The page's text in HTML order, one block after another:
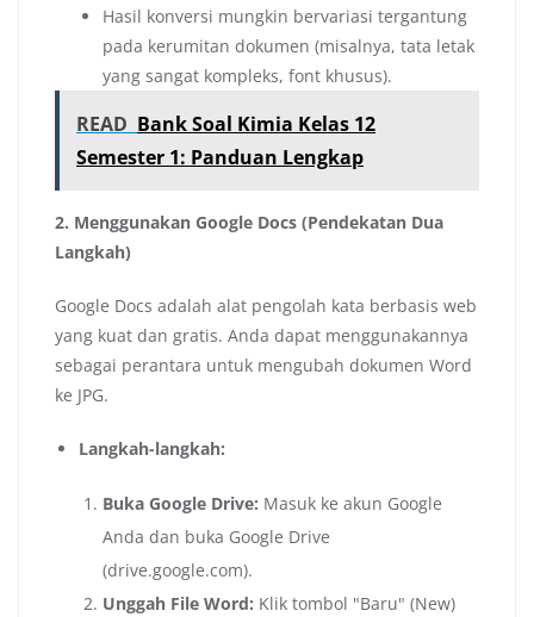
Hasil konversi mungkin bervariasi tergantung
pada kerumitan dokumen (misalnya, tata letak
yang sangat kompleks, font khusus).
READ Bank Soal Kimia Kelas 12
Semester 1: Panduan Lengkap
2. Menggunakan Google Docs (Pendekatan Dua
Langkah)
Google Docs adalah alat pengolah kata berbasis web
yang kuat dan gratis. Anda dapat menggunakannya
sebagai perantara untuk mengubah dokumen Word
ke JPG.
Langkah-langkah:
Buka Google Drive: Masuk ke akun Google
Anda dan buka Google Drive
(drive.google.com).
Unggah File Word: Klik tombol "Baru" (New)